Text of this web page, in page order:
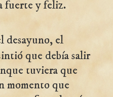
fuerte y feliz.
desayuno, el
que debía salir
tuviera que
momento que